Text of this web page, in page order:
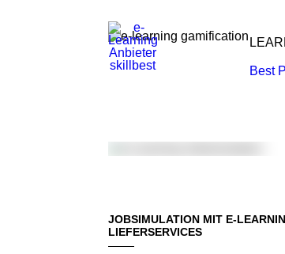
Best
JOBSIMULATION MIT E-
LIEFERSERVICES